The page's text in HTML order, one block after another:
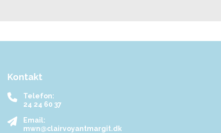
Kontakt
Telefon:
24 24 60 37
Email:
mwn@clairvoyantmargit.dk